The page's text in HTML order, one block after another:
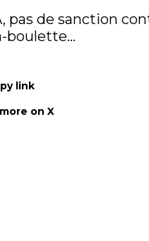
pas de sanction
boulette…
link
on X